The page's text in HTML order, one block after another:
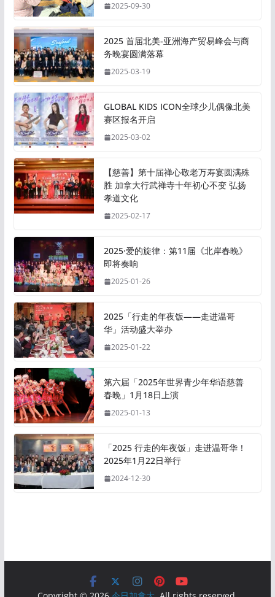
2025-09-30
2025 首届北美-亚洲海产贸易峰会与商
务晚宴圆满落幕
2025-03-19
GLOBAL KIDS ICON全球少儿偶像北美
赛区报名开启
2025-03-02
【慈善】第十届禅心敬老万寿宴圆满殊
胜 加拿大行武禅寺十年初心不变 弘扬
孝道文化
2025-02-17
2025·爱的旋律：第11届《北岸春晚》
即将奏响
2025-01-26
2025「行走的年夜饭——走进温哥
华」活动盛大举办
2025-01-22
第六届「2025年世界青少年华语慈善
春晚」1月18日上演
2025-01-13
「2025 行走的年夜饭」走进温哥华！
2025年1月22日举行
2024-12-30